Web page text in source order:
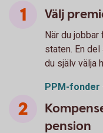
Välj
När du
staten. En
du själv välja
PPM-fonder
pension